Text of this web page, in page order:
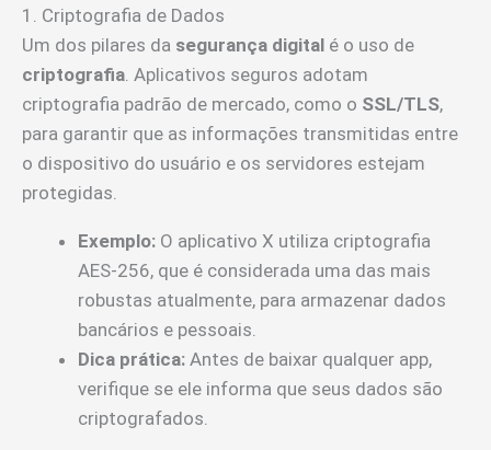
1. Criptografia de Dados
Um dos pilares da segurança digital é o uso de
criptografia . Aplicativos seguros adotam
criptografia padrão de mercado, como o SSL/TLS,
para garantir que as informações transmitidas entre
o dispositivo do usuário e os servidores estejam
protegidas.
Exemplo: O aplicativo X utiliza criptografia
AES-256, que é considerada uma das mais
robustas atualmente, para armazenar dados
bancários e pessoais.
Dica prática: Antes de baixar qualquer app,
verifique se ele informa que seus dados são
criptografados.